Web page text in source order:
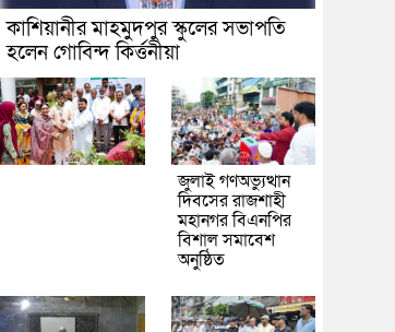
কাশিয়ানীর মাহমুদপুর স্কুলের সভাপতি
হলেন গোবিন্দ কির্ত্তনীয়া
জুলাই গণঅভ্যুত্থান
দিবসের রাজশাহী
মহানগর বিএনপির
বিশাল সমাবেশ
অনুষ্ঠিত